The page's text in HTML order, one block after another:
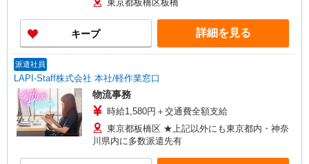
東京都板橋区板橋
キープ 詳細を見る
派遣社員
LAPI-Staff株式会社 本社/軽作業窓口
物流事務
時給1,580円＋交通費全額支給
東京都板橋区 ★上記以外にも東京都内・神奈
川県内に多数派遣先有